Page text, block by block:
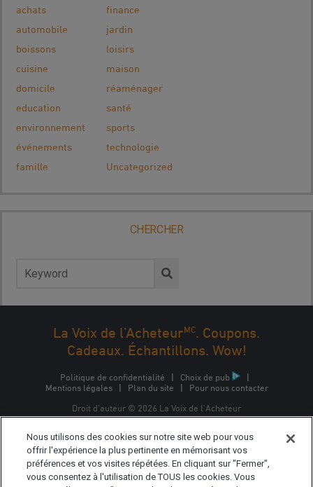
achats
automobile
boissons
cuisine
domicile
education
environnement
événements
famille
finance
jardin
loisirs
maison
réaménager
santé
sports
technologie
Uncategorized
CHERCHER
La Voix de l’AcheteurMC. Coupons.
Cadeaux. Échantillons. Wow!
Politique de confidentialité | Choix de pub
|
Mentions légales
| Plan du site | Pour nous contacter
Droit d'auteur © 2026 La Voix de l'Acheteur
d'Epsilon Interactive CA, ULC, propriété d'Epsilon Data
Management, LLC.
Nous utilisons des cookies sur notre site web pour vous
offrir l'expérience la plus pertinente en mémorisant vos
préférences et vos visites répétées. En cliquant sur "Fermer",
vous consentez à l'utilisation de TOUS les cookies. Vous